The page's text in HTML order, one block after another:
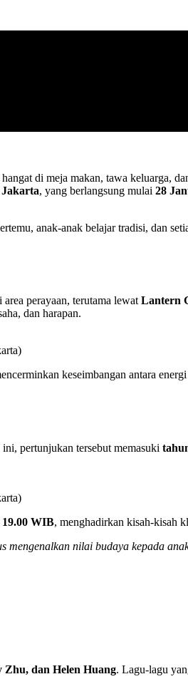
di meja makan, tawa keluarga,
, yang berlangsung mulai 28
anak-anak belajar tradisi, dan
perayaan, terutama lewat Lantern
dan harapan.
keseimbangan antara
ini, pertunjukan tersebut memasuki
19.00 WIB, menghadirkan kisah-kisah
mengenalkan nilai budaya kepada
Zhu, dan Helen Huang. Lagu-lagu